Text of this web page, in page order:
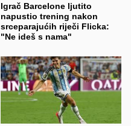
Igrač Barcelone ljutito
napustio trening nakon
srceparajućih riječi Flicka:
"Ne ideš s nama"